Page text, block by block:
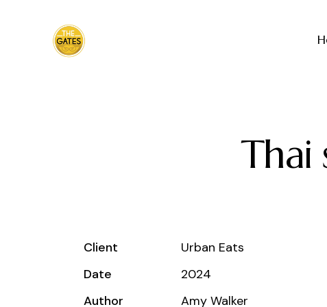
Thai
Client
Urban Eats
Date
2024
Author
Amy Walker